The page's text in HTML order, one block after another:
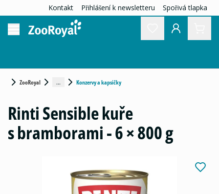
Kontakt Přihlášení k newsletteru Spořivá tlapka
ZooRoyal ... Konzervy a kapsičky
Rinti Sensible kuře
s bramborami - 6 × 800 g